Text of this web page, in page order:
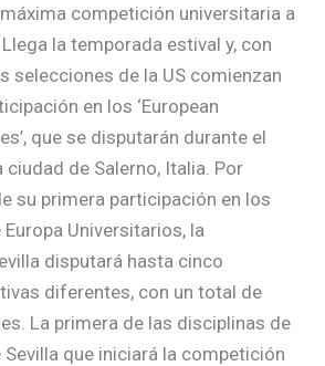
competición universitaria a
la temporada estival y, con
selecciones de la US comienzan
en los ‘European
que se disputarán durante el
ciudad de Salerno, Italia. Por
su primera participación en los
Universitarios, la
disputará hasta cinco
diferentes, con un total de
La primera de las disciplinas de
Sevilla que iniciará la competición